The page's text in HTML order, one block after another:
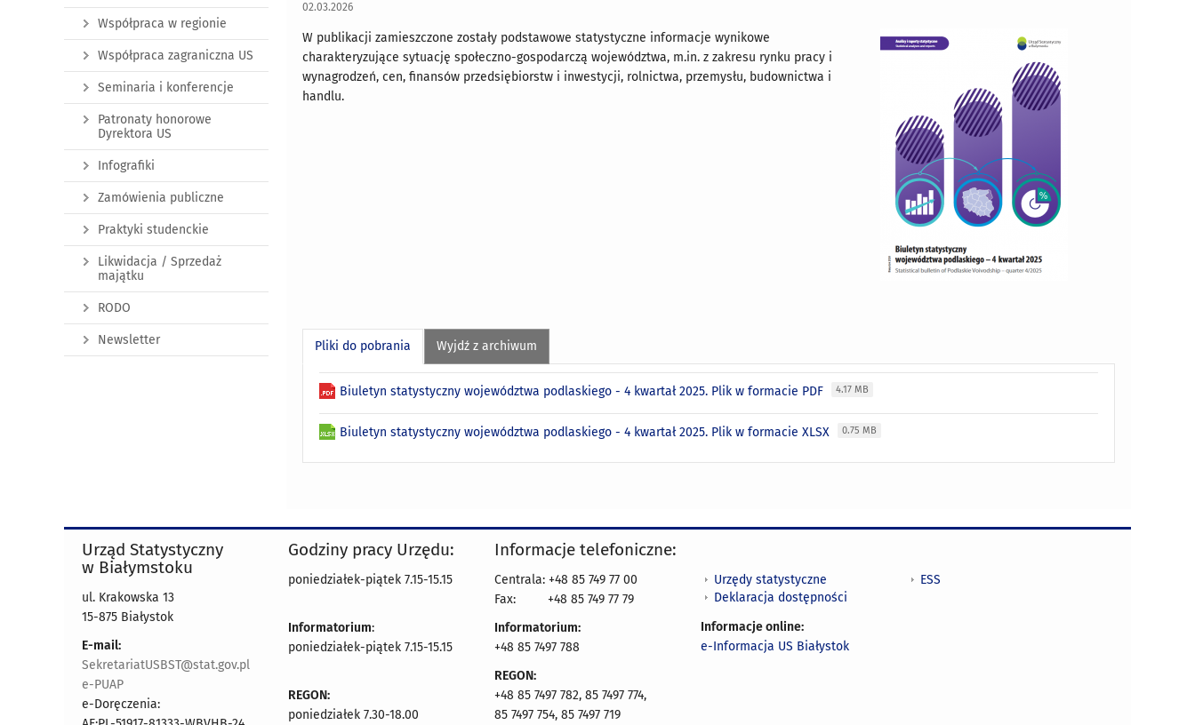
02.03.2026
W publikacji zamieszczone zostały podstawowe statystyczne informacje wynikowe
charakteryzujące sytuację społeczno-gospodarczą województwa, m.in. z zakresu rynku pracy i
wynagrodzeń, cen, finansów przedsiębiorstw i inwestycji, rolnictwa, przemysłu, budownictwa i
handlu.
Pliki do pobrania Wyjdź z archiwum
Biuletyn statystyczny województwa podlaskiego - 4 kwartał 2025. Plik w formacie PDF 4.17 MB
Biuletyn statystyczny województwa podlaskiego - 4 kwartał 2025. Plik w formacie XLSX 0.75 MB
Współpraca w regionie
Współpraca zagraniczna US
Seminaria i konferencje
Patronaty honorowe
Dyrektora US
Infografiki
Zamówienia publiczne
Praktyki studenckie
Likwidacja / Sprzedaż
majątku
RODO
Newsletter
Urząd Statystyczny
w Białymstoku
ul. Krakowska 13
15-875 Białystok
E-mail:
SekretariatUSBST@stat.gov.pl
e-PUAP
e-Doręczenia:
Godziny pracy Urzędu:
poniedziałek-piątek 7.15-15.15
Informatorium:
poniedziałek-piątek 7.15-15.15
REGON:
poniedziałek 7.30-18.00
Informacje telefoniczne:
Centrala: +48 85 749 77 00
Fax:
+48 85 749 77 79
Informatorium:
+48 85 7497 788
REGON:
+48 85 7497 782, 85 7497 774,
85 7497 754, 85 7497 719
Urzędy statystyczne
Deklaracja dostępności
Informacje online:
e-Informacja US Białystok
ESS